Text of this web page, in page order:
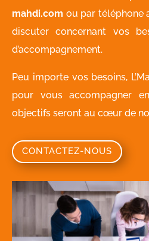
mahdi.com ou par téléphone
discuter concernant vos
d’accompagnement.
Peu importe vos besoins,
pour vous accompagner
objectifs seront au cœur de
CONTACTEZ-NOUS